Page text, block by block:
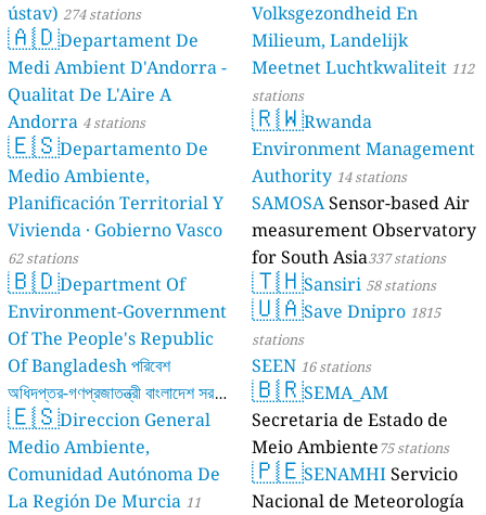
ústav) 274 stations
🇦🇩Departament De
Medi Ambient D'Andorra -
Qualitat De L'Aire A
Andorra 4 stations
🇪🇸Departamento De
Medio Ambiente,
Planificación Territorial Y
Vivienda · Gobierno Vasco
62 stations
🇧🇩Department Of
Environment-Government
Of The People's Republic
Of Bangladesh পরিবেশ
অধিদপ্তর-গণপ্রজাতন্ত্রী বাংলাদেশ সরকার
17 stations
🇪🇸Direccion General
Medio Ambiente,
Comunidad Autónoma De
La Región De Murcia 11
Volksgezondheid En
Milieum, Landelijk
Meetnet Luchtkwaliteit 112
stations
🇷🇼Rwanda
Environment Management
Authority 14 stations
SAMOSASensor-based Air
measurement Observatory
for South Asia337 stations
🇹🇭Sansiri 58 stations
🇺🇦Save Dnipro 1815
stations
SEEN 16 stations
🇧🇷SEMA_AM
Secretaria de Estado de
Meio Ambiente75 stations
🇵🇪SENAMHIServicio
Nacional de Meteorología